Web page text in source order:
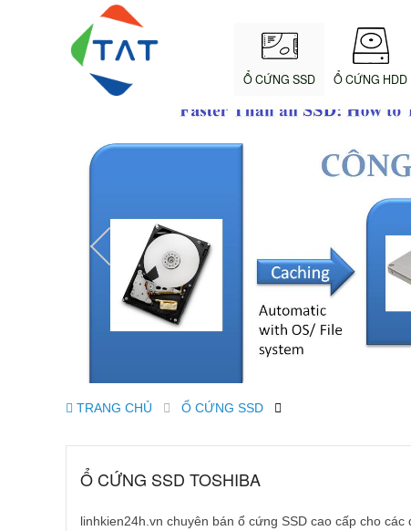
Ổ CỨNG SSD Ổ CỨNG HDD
TRANG CHỦ Ổ CỨNG SSD
Ổ CỨNG SSD TOSHIBA
linhkien24h.vn chuyên bán ổ cứng SSD cao cấp cho